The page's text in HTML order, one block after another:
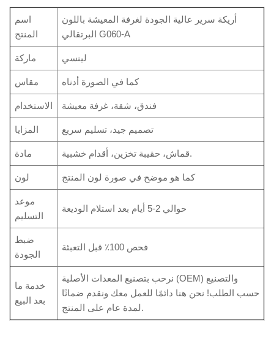
اسم
المنتج
أريكة سرير عالية الجودة لغرفة المعيشة باللون
البرتقالي G060-A
ماركة لينسي
مقاس كما في الصورة أدناه
الاستخدام فندق، شقة، غرفة معيشة
المزايا تصميم جيد، تسليم سريع
مادة قماش، حقيبة تخزين، أقدام خشبية.
لون كما هو موضح في صورة لون المنتج
موعد
التسليم
حوالي 2-5 أيام بعد استلام الوديعة
ضبط
الجودة
فحص 100٪ قبل التعبئة
خدمة ما
بعد البيع
نرحب بتصنيع المعدات الأصلية (OEM) والتصنيع
حسب الطلب! نحن هنا دائمًا للعمل معك ونقدم ضمانًا
لمدة عام على المنتج.